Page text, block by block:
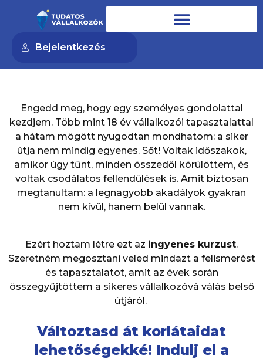
Bejelentkezés
Engedd meg, hogy egy személyes gondolattal
kezdjem. Több mint 18 év vállalkozói tapasztalattal
a hátam mögött nyugodtan mondhatom: a siker
útja nem mindig egyenes. Sőt! Voltak időszakok,
amikor úgy tűnt, minden összedől körülöttem, és
voltak csodálatos fellendülések is. Amit biztosan
megtanultam: a legnagyobb akadályok gyakran
nem kívül, hanem belül vannak.
Ezért hoztam létre ezt az ingyenes kurzust.
Szeretném megosztani veled mindazt a felismerést
és tapasztalatot, amit az évek során
összegyűjtöttem a sikeres vállalkozóvá válás belső
útjáról.
Változtasd át korlátaidat
lehetőségekké! Indulj el a